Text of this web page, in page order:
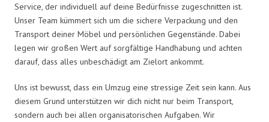
Service, der individuell auf deine Bedürfnisse zugeschnitten ist.
Unser Team kümmert sich um die sichere Verpackung und den
Transport deiner Möbel und persönlichen Gegenstände. Dabei
legen wir großen Wert auf sorgfältige Handhabung und achten
darauf, dass alles unbeschädigt am Zielort ankommt.
Uns ist bewusst, dass ein Umzug eine stressige Zeit sein kann. Aus
diesem Grund unterstützen wir dich nicht nur beim Transport,
sondern auch bei allen organisatorischen Aufgaben. Wir